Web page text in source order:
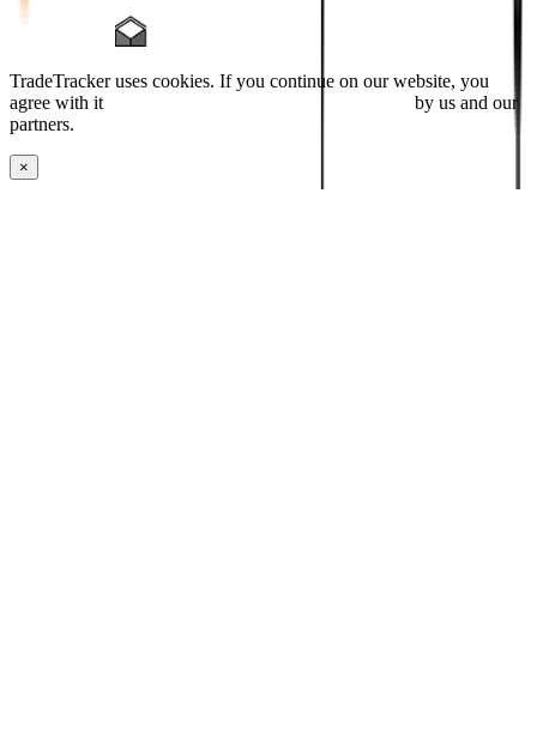
TradeTracker uses cookies. If you continue on our website, you
agree with it
by us and our
partners.
×